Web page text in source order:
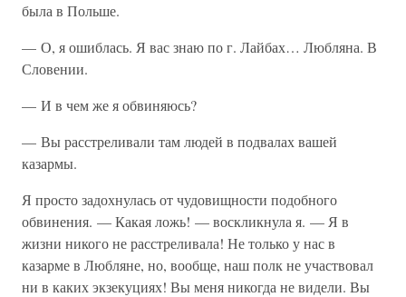
была в Польше.
— О, я ошиблась. Я вас знаю по г. Лайбах… Любляна. В
Словении.
— И в чем же я обвиняюсь?
— Вы расстреливали там людей в подвалах вашей
казармы.
Я просто задохнулась от чудовищности подобного
обвинения. — Какая ложь! — воскликнула я. — Я в
жизни никого не расстреливала! Не только у нас в
казарме в Любляне, но, вообще, наш полк не участвовал
ни в каких экзекуциях! Вы меня никогда не видели. Вы